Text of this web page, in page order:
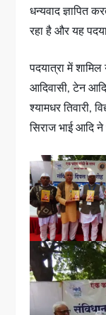
धन्यवाद ज्ञापित
रहा है और यह
पदयात्रा में
आदिवासी, टेन
श्यामधर तिवारी,
सिराज भाई आदि